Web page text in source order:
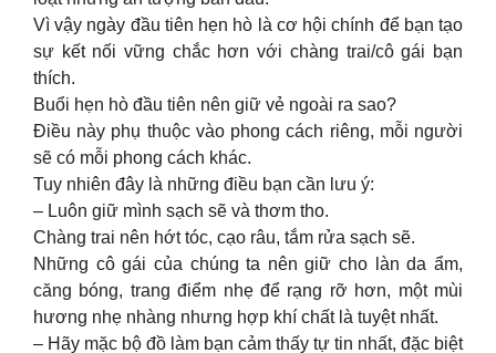
Vì vậy ngày đầu tiên hẹn hò là cơ hội chính để bạn tạo
sự kết nối vững chắc hơn với chàng trai/cô gái bạn
thích.
Buổi hẹn hò đầu tiên nên giữ vẻ ngoài ra sao?
Điều này phụ thuộc vào phong cách riêng, mỗi người
sẽ có mỗi phong cách khác.
Tuy nhiên đây là những điều bạn cần lưu ý:
– Luôn giữ mình sạch sẽ và thơm tho.
Chàng trai nên hớt tóc, cạo râu, tắm rửa sạch sẽ.
Những cô gái của chúng ta nên giữ cho làn da ẩm,
căng bóng, trang điểm nhẹ để rạng rỡ hơn, một mùi
hương nhẹ nhàng nhưng hợp khí chất là tuyệt nhất.
– Hãy mặc bộ đồ làm bạn cảm thấy tự tin nhất, đặc biệt